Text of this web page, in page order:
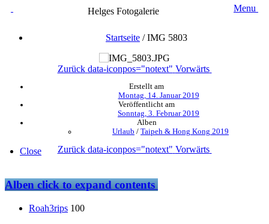
Helges Fotogalerie Menu
Startseite /IMG 5803
Zurück data-iconpos="notext" Vorwärts
Erstellt am
Montag, 14. Januar 2019
Veröffentlicht am
Sonntag, 3. Februar 2019
Alben
Urlaub / Taipeh & Hong Kong 2019
Zurück data-iconpos="notext" Vorwärts
Close
Albenclick to expand contents
Roah3rips 100